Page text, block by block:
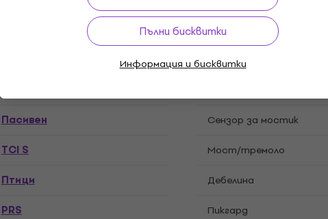
Пълни бисквитки
Информация и бисквитки
Цвят
Брой прагчета
Пасивен Cензор за мостик
TCI S Мост/тремоло
Птици Дебелина
PRS Пикгард